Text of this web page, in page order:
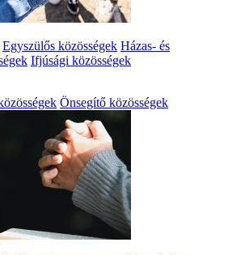
Egyszülős közösségek Házas- és
Ifjúsági közösségek
Önsegítő közösségek